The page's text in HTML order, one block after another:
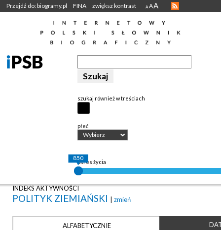
Przejdź do: biogramy.pl FINA zwiększ kontrast A AA
szukaj również w treściach
płeć
Wybierz
okres życia
850
INDEKS AKTYWNOŚCI
POLITYK ZIEMIAŃSKI | zmień
ALFABETYCZNIE